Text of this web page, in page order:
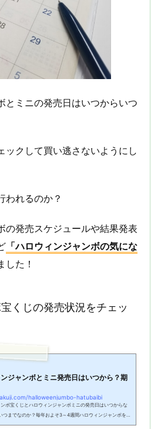
とミニの発売日はいつからいつ
ックして買い逃さないようにし
われるのか？
の発売スケジュールや結果発表
「ハロウィンジャンボの気にな
した！
くじの発売状況をチェッ
ジャンボとミニ発売日はいつから？期
halloweenjumbo-hatubaibi
ボ宝くじとハロウィンジャンボミニの発売日はいつからな
つまでなのか？毎年およそ3～4週間ハロウィンジャンボを買
いように今年の日付もしっかりと確認しておきましょう！ま